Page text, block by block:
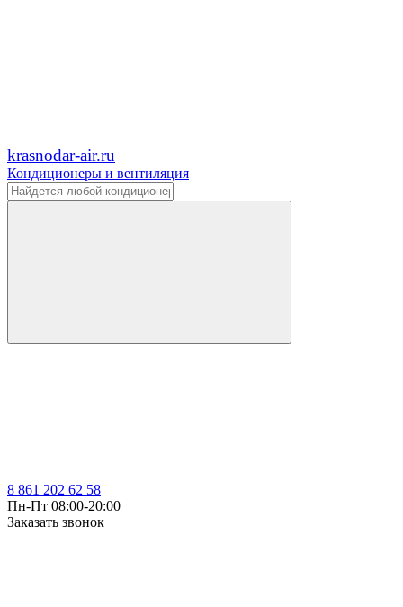
krasnodar-air.ru
Кондиционеры и вентиляция
8 861 202 62 58
Пн-Пт 08:00-20:00
Заказать звонок